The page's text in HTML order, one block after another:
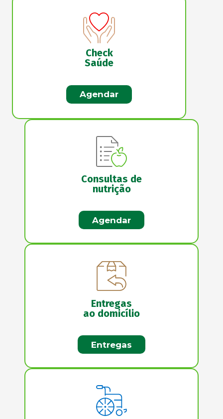
Check
Saúde
Agendar
Consultas de
nutrição
Agendar
Entregas
ao domicílio
Entregas